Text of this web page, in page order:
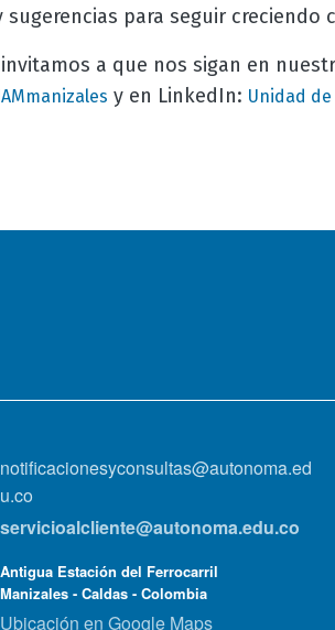
sugerencias para seguir creciendo
a que nos sigan en
y en LinkedIn: Unidad
notificacionesyconsultas@autonoma.ed
u.co
servicioalcliente@autonoma.edu.co
Antigua Estación del Ferrocarril
Manizales - Caldas - Colombia
Ubicación en Google Maps